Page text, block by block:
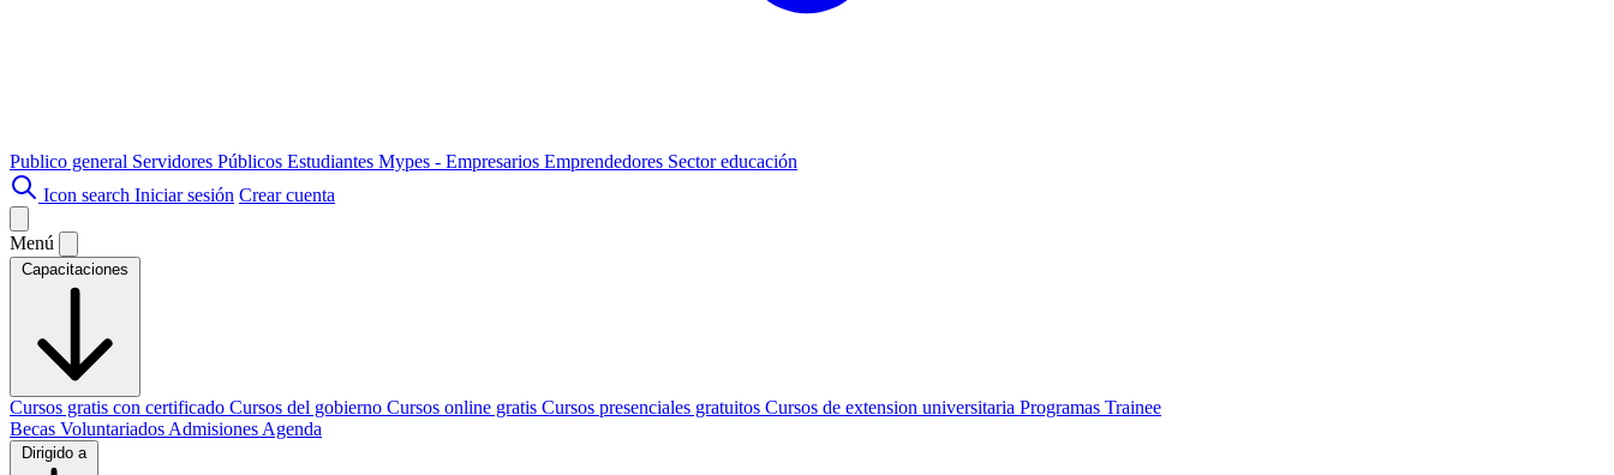
Publico general Servidores Públicos Estudiantes Mypes - Empresarios Emprendedores Sector educación
Icon search Iniciar sesión Crear cuenta
Menú
Capacitaciones
Cursos gratis con certificado Cursos del gobierno Cursos online gratis Cursos presenciales gratuitos Cursos de extension universitaria Programas Trainee
Becas Voluntariados Admisiones Agenda
Dirigido a